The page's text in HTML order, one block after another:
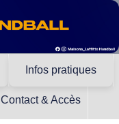
Infos pratiques
Contact & Accès